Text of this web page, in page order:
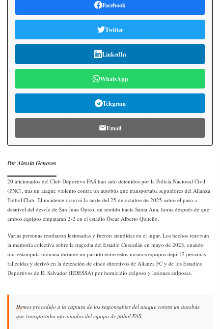
Facebook
Twitter
LinkedIn
WhatsApp
Telegram
Email
Por Alessia Genoves
20 aficionados del Club Deportivo FAS han sido detenidos por la Policía Nacional Civil
(PNC), tras un ataque violento contra un autobús que transportaba seguidores del Alianza
Fútbol Club. El incidente ocurrió la tarde del 25 de octubre de 2025 sobre el paso a
desnivel del desvío de San Juan Opico, en sentido hacia Santa Ana, horas después de que
ambos equipos empataran 2-2 en el estadio Óscar Alberto Quiteño.
Varias personas resultaron lesionadas y fueron atendidas en el lugar. Los hechos reavivan
la memoria colectiva sobre la tragedia del Estadio Cuscatlán en mayo de 2023, cuando
una estampida humana durante un partido entre estos mismos equipos dejó 12 personas
fallecidas y derivó en la detención de cinco directivos de Alianza FC y de los Estadios
Deportivos de El Salvador (EDESSA) por homicidio culposo y lesiones culposas.
Hemos procedido a la captura de los responsables del ataque contra un autobús
que transportaba aficionados del equipo de fútbol FAS.